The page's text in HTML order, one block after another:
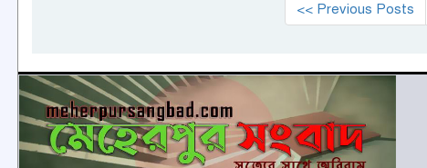
<< Previous Posts